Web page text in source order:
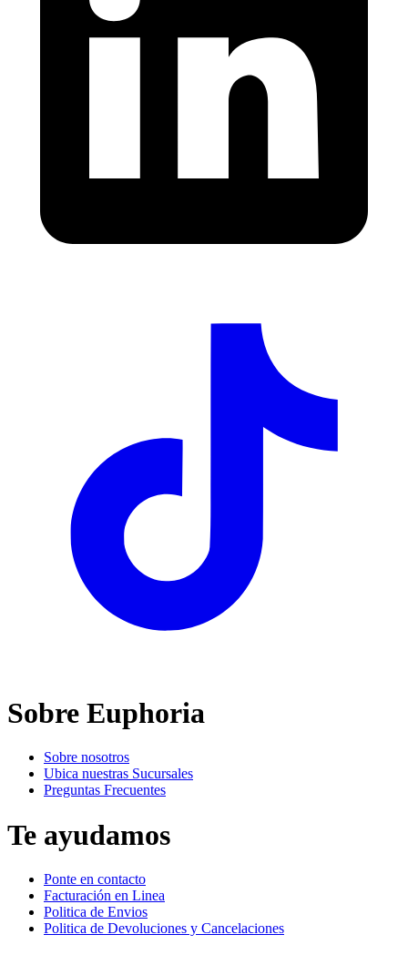
Sobre Euphoria
Sobre nosotros
Ubica nuestras Sucursales
Preguntas Frecuentes
Te ayudamos
Ponte en contacto
Facturación en Linea
Politica de Envios
Politica de Devoluciones y Cancelaciones